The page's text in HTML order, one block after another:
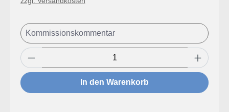
Produkt Anzahl: Gib den gewünschten
In den Warenkorb